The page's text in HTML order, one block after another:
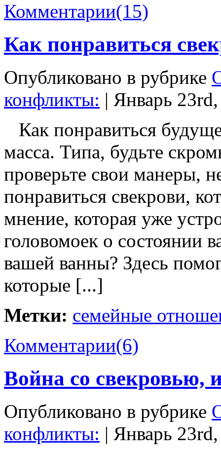
Комментарии(15)
Как понравиться
Опубликовано в рубрике
конфликты: | Январь
Как понравиться
масса. Типа, будьте
проверьте свои манеры,
понравиться свекрови,
мнение, которая уже
головомоек о состоянии
вашей ванны? Здесь
которые [...]
Метки: семейные
Комментарии(6)
Война со свекровью,
Опубликовано в рубрике
конфликты: | Январь